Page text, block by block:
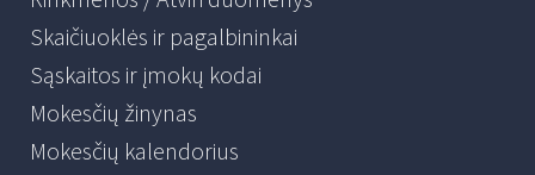
Skaičiuoklės ir pagalbininkai
Sąskaitos ir įmokų kodai
Mokesčių žinynas
Mokesčių kalendorius